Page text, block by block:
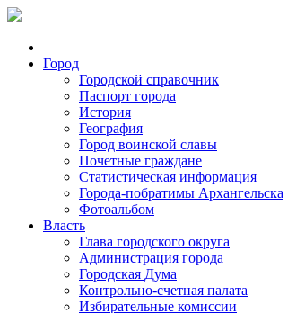
Город
Городской справочник
Паспорт города
История
География
Город воинской славы
Почетные граждане
Статистическая информация
Города-побратимы Архангельска
Фотоальбом
Власть
Глава городского округа
Администрация города
Городская Дума
Контрольно-счетная палата
Избирательные комиссии